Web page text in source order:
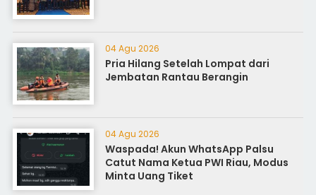
04 Agu 2026
Pria Hilang Setelah Lompat dari
Jembatan Rantau Berangin
04 Agu 2026
Waspada! Akun WhatsApp Palsu
Catut Nama Ketua PWI Riau, Modus
Minta Uang Tiket